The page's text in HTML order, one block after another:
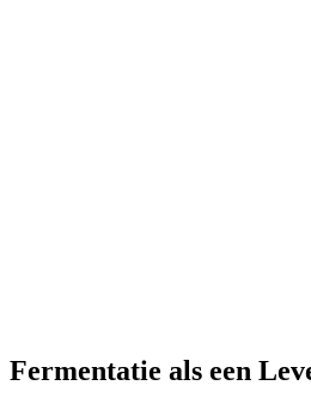
Fermentatie als een